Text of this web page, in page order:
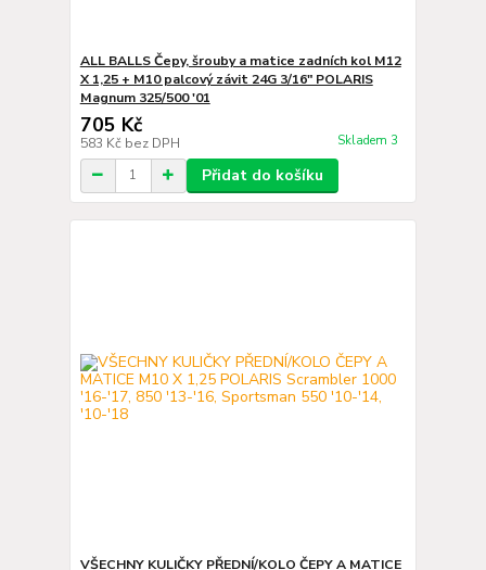
ALL BALLS Čepy, šrouby a matice zadních kol M12
X 1,25 + M10 palcový závit 24G 3/16" POLARIS
Magnum 325/500 '01
705 Kč
583 Kč bez DPH Skladem 3
Přidat do košíku
VŠECHNY KULIČKY PŘEDNÍ/KOLO ČEPY A MATICE